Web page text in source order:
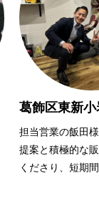
担当営業の飯田
提案と積極的な
くださり、短期